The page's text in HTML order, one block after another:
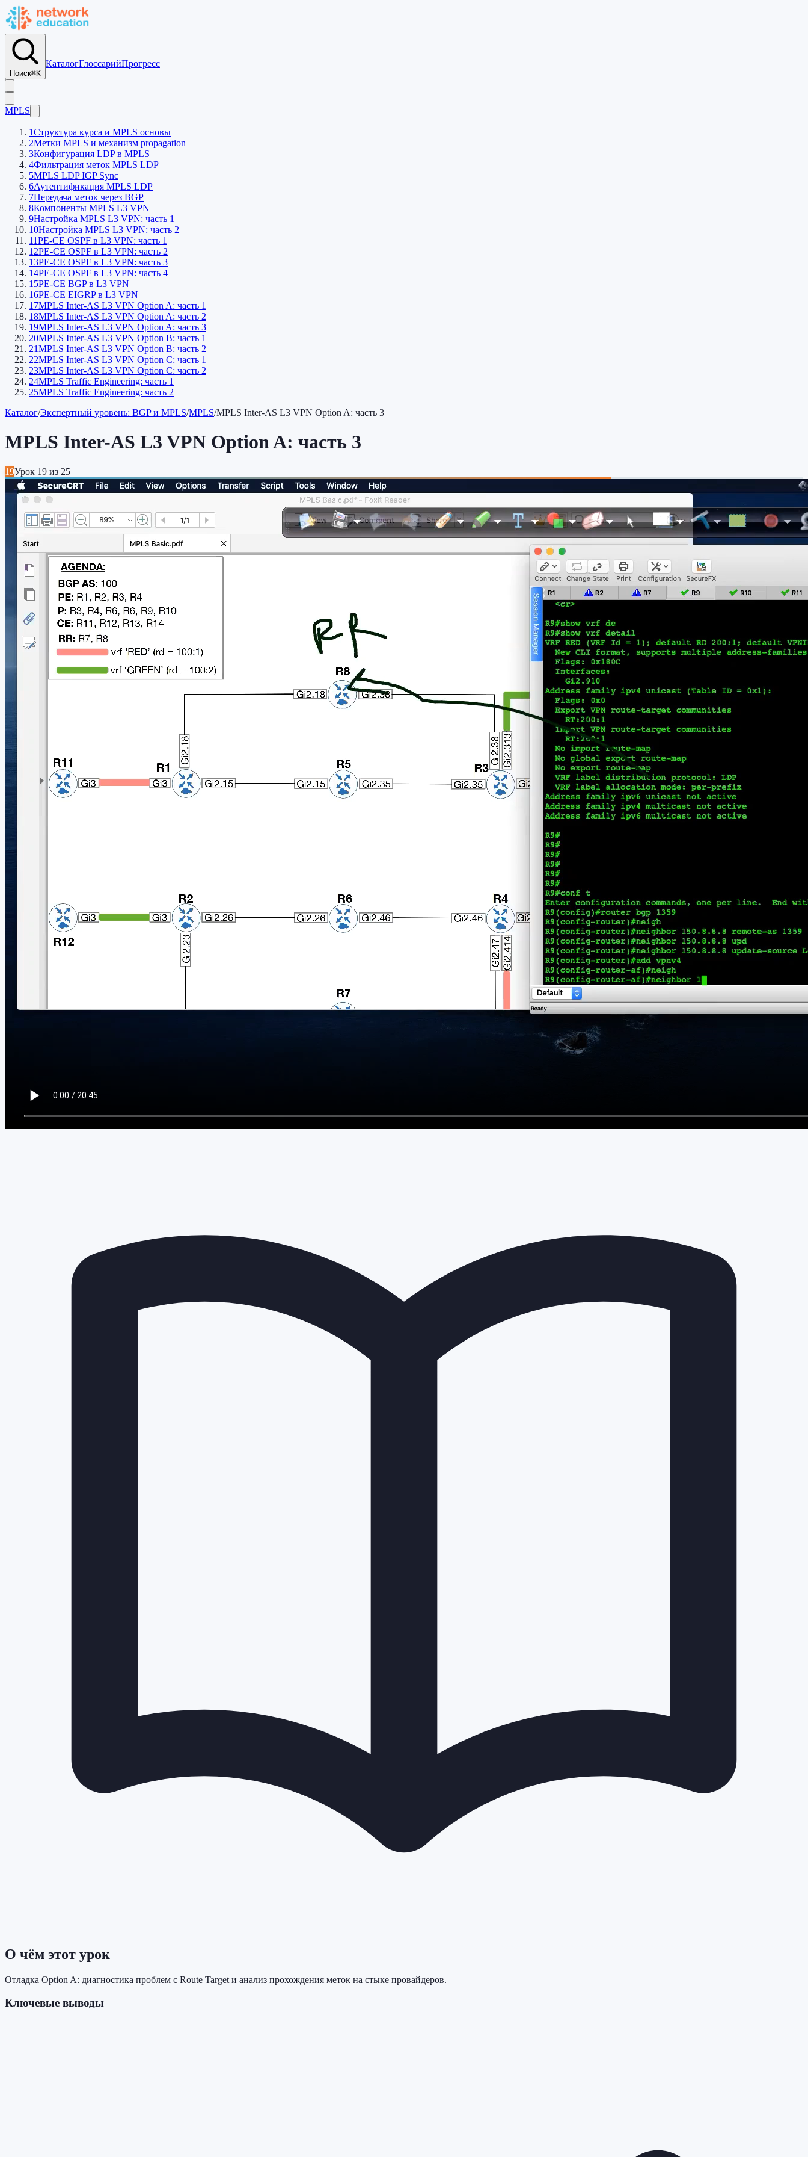
Поиск⌘K
КаталогГлоссарийПрогресс
MPLS
1Структура курса и MPLS основы
2Метки MPLS и механизм propagation
3Конфигурация LDP в MPLS
4Фильтрация меток MPLS LDP
5MPLS LDP IGP Sync
6Аутентификация MPLS LDP
7Передача меток через BGP
8Компоненты MPLS L3 VPN
9Настройка MPLS L3 VPN: часть 1
10Настройка MPLS L3 VPN: часть 2
11PE-CE OSPF в L3 VPN: часть 1
12PE-CE OSPF в L3 VPN: часть 2
13PE-CE OSPF в L3 VPN: часть 3
14PE-CE OSPF в L3 VPN: часть 4
15PE-CE BGP в L3 VPN
16PE-CE EIGRP в L3 VPN
17MPLS Inter-AS L3 VPN Option A: часть 1
18MPLS Inter-AS L3 VPN Option A: часть 2
19MPLS Inter-AS L3 VPN Option A: часть 3
20MPLS Inter-AS L3 VPN Option B: часть 1
21MPLS Inter-AS L3 VPN Option B: часть 2
22MPLS Inter-AS L3 VPN Option C: часть 1
23MPLS Inter-AS L3 VPN Option C: часть 2
24MPLS Traffic Engineering: часть 1
25MPLS Traffic Engineering: часть 2
Каталог/Экспертный уровень: BGP и MPLS/MPLS/MPLS Inter-AS L3 VPN Option A: часть 3
MPLS Inter-AS L3 VPN Option A: часть 3
19Урок 19 из 25
О чём этот урок
Отладка Option A: диагностика проблем с Route Target и анализ прохождения меток на стыке провайдеров.
Ключевые выводы